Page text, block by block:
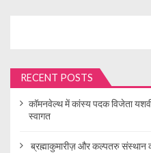
RECENT POSTS
कॉमनवेल्थ में कांस्य पदक विजेता
स्वागत
ब्रह्माकुमारीज़ और कल्पतरु